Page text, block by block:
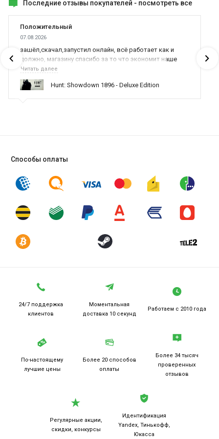
Последние отзывы покупателей - посмотреть все
Положительный
07.08.2026
зашёл,скачал,запустил онлайн, всё работает как и
должно, магазину спасибо за то что экономит наше
время,нервы и деньги, ребята вы красава оказываете
поддержку населению и походу из всех только вы и
оказываете помощь
Читать далее
Hunt: Showdown 1896 - Deluxe Edition
Способы оплаты
24/7 поддержка
клиентов
Моментальная
доставка 10 секунд
Работаем с 2010 года
По-настоящему
лучшие цены
Более 20 способов
оплаты
Более 34 тысяч
проверенных
отзывов
Регулярные акции,
скидки, конкурсы
Идентификация
Yandex, Тинькофф,
Юкасса